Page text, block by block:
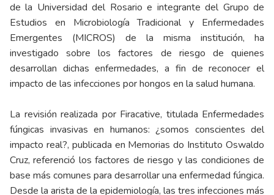
de la Universidad del Rosario e integrante del Grupo de
Estudios en Microbiología Tradicional y Enfermedades
Emergentes (MICROS) de la misma institución, ha
investigado sobre los factores de riesgo de quienes
desarrollan dichas enfermedades, a fin de reconocer el
impacto de las infecciones por hongos en la salud humana.
La revisión realizada por Firacative, titulada Enfermedades
fúngicas invasivas en humanos: ¿somos conscientes del
impacto real?, publicada en Memorias do Instituto Oswaldo
Cruz, referenció los factores de riesgo y las condiciones de
base más comunes para desarrollar una enfermedad fúngica.
Desde la arista de la epidemiología, las tres infecciones más